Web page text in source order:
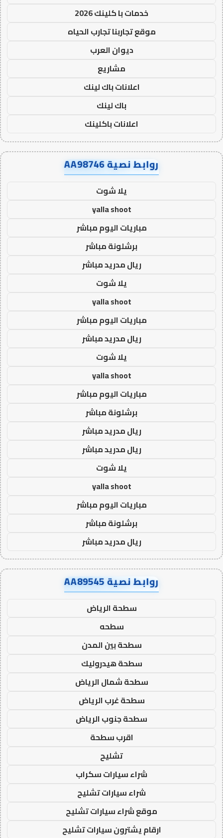
خدمات با كلينك 2026
موقع تجاربنا تجارب الحياه
ديوان العرب
مشاريع
اعلانات باك لينك
باك لينك
اعلانات باكلينك
روابط نصية AA98746
يلا شوت
yalla shoot
مباريات اليوم مباشر
برشلونة مباشر
ريال مدريد مباشر
يلا شوت
yalla shoot
مباريات اليوم مباشر
ريال مدريد مباشر
يلا شوت
yalla shoot
مباريات اليوم مباشر
برشلونة مباشر
ريال مدريد مباشر
ريال مدريد مباشر
يلا شوت
yalla shoot
مباريات اليوم مباشر
برشلونة مباشر
ريال مدريد مباشر
روابط نصية AA89545
سطحة الرياض
سطحه
سطحة بين المدن
سطحة هيدروليك
سطحة شمال الرياض
سطحة غرب الرياض
سطحة جنوب الرياض
اقرب سطحة
تشليح
شراء سيارات سكراب
شراء سيارات تشليح
موقع شراء سيارات تشليح
ارقام يشترون سيارات تشليح